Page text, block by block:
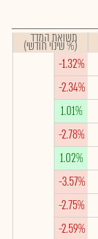
תשואת המדד
(% שינוי חודשי)
-1.32%
-2.34%
1.01%
-2.78%
1.02%
-3.57%
-2.75%
-2.59%